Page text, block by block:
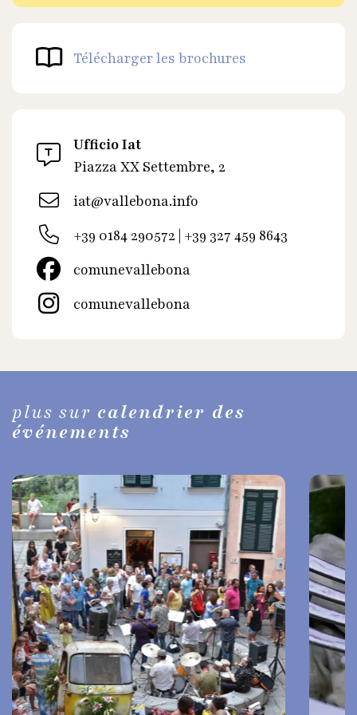
Télécharger les brochures
Ufficio Iat
Piazza XX Settembre, 2
iat@vallebona.info
+39 0184 290572 | +39 327 459 8643
comunevallebona
comunevallebona
plus sur calendrier des
événements